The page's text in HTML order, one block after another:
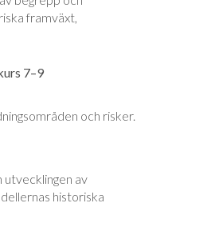
framväxt,
7–9
och risker.
ut­veck­lingen av
historiska